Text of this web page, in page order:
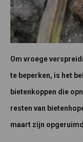
Om vroege
te beperken, is het
bietenkoppen die
resten van
maart zijn